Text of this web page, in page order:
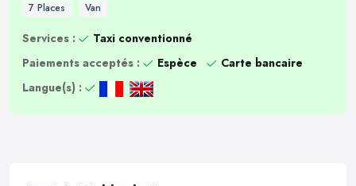
7 Places Van
Services :
Taxi conventionné
Paiements acceptés :
Espèce
Carte bancaire
Langue(s) :